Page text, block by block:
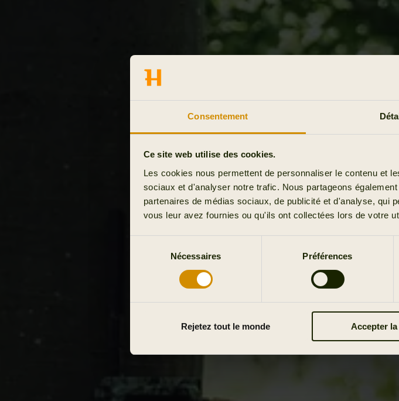
Consentement
Ce site web utilise des cookies.
Les cookies nous permettent de personnaliser le contenu et
sociaux et d'analyser notre trafic. Nous partageons
partenaires de médias sociaux, de publicité et d'analyse, qui
vous leur avez fournies ou qu'ils ont collectées lors de votre
consentement
Nécessaires Préférences
Rejetez tout le monde Accepter